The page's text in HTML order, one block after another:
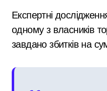
Експертні
одному з власників
завдано збитків на